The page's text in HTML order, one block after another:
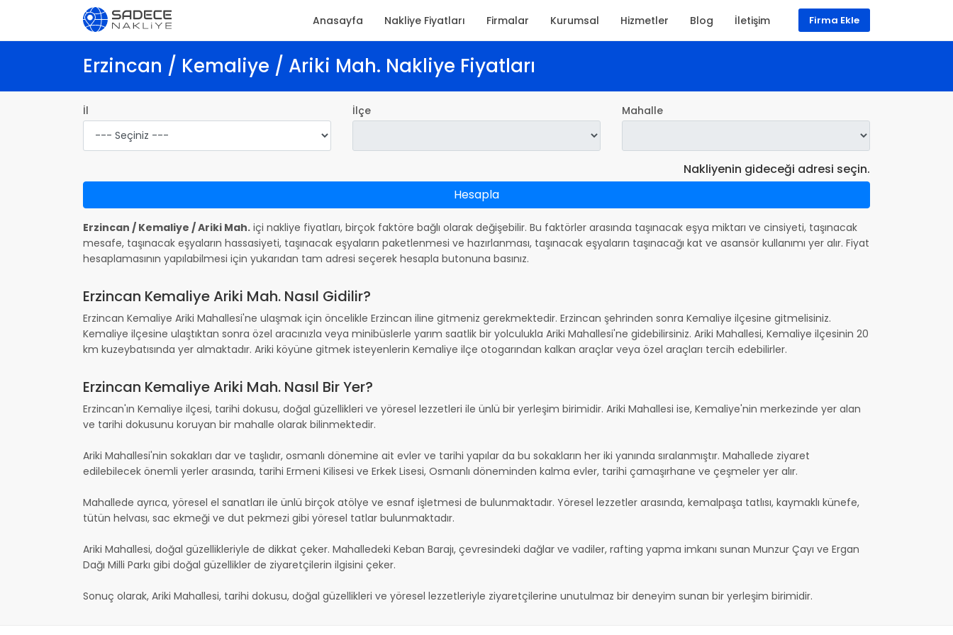
Erzincan / Kemaliye / Ariki Mah. Nakliye Fiyatları
İl İlçe Mahalle
Nakliyenin gideceği adresi seçin.
Hesapla
Erzincan / Kemaliye / Ariki Mah. içi nakliye fiyatları, birçok faktöre bağlı olarak değişebilir. Bu faktörler arasında taşınacak eşya miktarı ve cinsiyeti, taşınacak
mesafe, taşınacak eşyaların hassasiyeti, taşınacak eşyaların paketlenmesi ve hazırlanması, taşınacak eşyaların taşınacağı kat ve asansör kullanımı yer alır. Fiyat
hesaplamasının yapılabilmesi için yukarıdan tam adresi seçerek hesapla butonuna basınız.
Erzincan Kemaliye Ariki Mah. Nasıl Gidilir?
Erzincan Kemaliye Ariki Mahallesi'ne ulaşmak için öncelikle Erzincan iline gitmeniz gerekmektedir. Erzincan şehrinden sonra Kemaliye ilçesine gitmelisiniz.
Kemaliye ilçesine ulaştıktan sonra özel aracınızla veya minibüslerle yarım saatlik bir yolculukla Ariki Mahallesi'ne gidebilirsiniz. Ariki Mahallesi, Kemaliye ilçesinin 20
km kuzeybatısında yer almaktadır. Ariki köyüne gitmek isteyenlerin Kemaliye ilçe otogarından kalkan araçlar veya özel araçları tercih edebilirler.
Erzincan Kemaliye Ariki Mah. Nasıl Bir Yer?
Erzincan'ın Kemaliye ilçesi, tarihi dokusu, doğal güzellikleri ve yöresel lezzetleri ile ünlü bir yerleşim birimidir. Ariki Mahallesi ise, Kemaliye'nin merkezinde yer alan
ve tarihi dokusunu koruyan bir mahalle olarak bilinmektedir.
Ariki Mahallesi'nin sokakları dar ve taşlıdır, osmanlı dönemine ait evler ve tarihi yapılar da bu sokakların her iki yanında sıralanmıştır. Mahallede ziyaret
edilebilecek önemli yerler arasında, tarihi Ermeni Kilisesi ve Erkek Lisesi, Osmanlı döneminden kalma evler, tarihi çamaşırhane ve çeşmeler yer alır.
Mahallede ayrıca, yöresel el sanatları ile ünlü birçok atölye ve esnaf işletmesi de bulunmaktadır. Yöresel lezzetler arasında, kemalpaşa tatlısı, kaymaklı künefe,
tütün helvası, sac ekmeği ve dut pekmezi gibi yöresel tatlar bulunmaktadır.
Ariki Mahallesi, doğal güzellikleriyle de dikkat çeker. Mahalledeki Keban Barajı, çevresindeki dağlar ve vadiler, rafting yapma imkanı sunan Munzur Çayı ve Ergan
Dağı Milli Parkı gibi doğal güzellikler de ziyaretçilerin ilgisini çeker.
Sonuç olarak, Ariki Mahallesi, tarihi dokusu, doğal güzellikleri ve yöresel lezzetleriyle ziyaretçilerine unutulmaz bir deneyim sunan bir yerleşim birimidir.
Firma Ekle
Anasayfa Nakliye Fiyatları Firmalar Kurumsal Hizmetler Blog İletişim